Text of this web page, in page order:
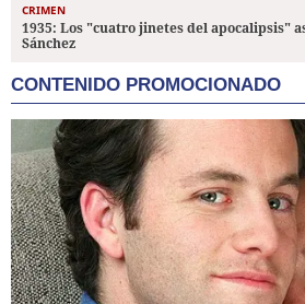
CRIMEN
1935: Los "cuatro jinetes del apocalipsis"
Sánchez
CONTENIDO PROMOCIONADO